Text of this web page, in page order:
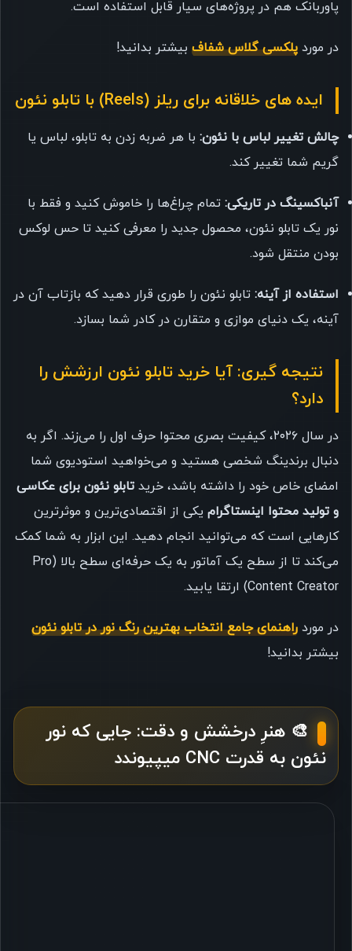
پاوربانک هم در پروژه‌های سیار قابل استفاده است.
در مورد پلکسی گلاس شفاف بیشتر بدانید!
ایده های خلاقانه برای ریلز (Reels) با تابلو نئون
چالش تغییر لباس با نئون: با هر ضربه زدن به تابلو، لباس یا
گریم شما تغییر کند.
آنباکسینگ در تاریکی: تمام چراغ‌ها را خاموش کنید و فقط با
نور یک تابلو نئون، محصول جدید را معرفی کنید تا حس لوکس
بودن منتقل شود.
استفاده از آینه: تابلو نئون را طوری قرار دهید که بازتاب آن در
آینه، یک دنیای موازی و متقارن در کادر شما بسازد.
نتیجه گیری: آیا خرید تابلو نئون ارزشش را
دارد؟
در سال ۲۰۲۶، کیفیت بصری محتوا حرف اول را می‌زند. اگر به
دنبال برندینگ شخصی هستید و می‌خواهید استودیوی شما
امضای خاص خود را داشته باشد، خرید تابلو نئون برای عکاسی
و تولید محتوا اینستاگرام یکی از اقتصادی‌ترین و موثرترین
کارهایی است که می‌توانید انجام دهید. این ابزار به شما کمک
می‌کند تا از سطح یک آماتور به یک حرفه‌ای سطح بالا (Pro
Content Creator) ارتقا یابید.
در مورد راهنمای جامع انتخاب بهترین رنگ نور در تابلو نئون
بیشتر بدانید!
🎨 هنرِ درخشش و دقت: جایی که نور
نئون به قدرت CNC میپیوندد